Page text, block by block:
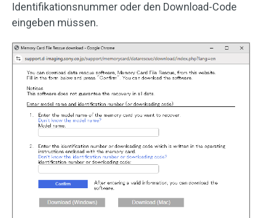
Identifikationsnummer oder den Download-Code
eingeben müssen.